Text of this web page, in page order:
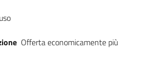
Offerta economicamente più